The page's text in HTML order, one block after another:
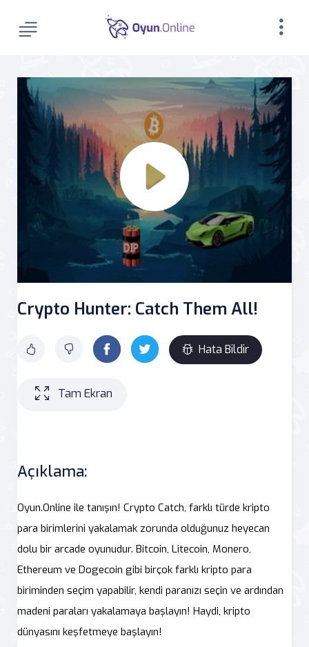
Crypto Hunter: Catch Them All!
Hata Bildir
Tam Ekran
Açıklama:
Oyun.Online ile tanışın! Crypto Catch, farklı türde kripto
para birimlerini yakalamak zorunda olduğunuz heyecan
dolu bir arcade oyunudur. Bitcoin, Litecoin, Monero,
Ethereum ve Dogecoin gibi birçok farklı kripto para
biriminden seçim yapabilir, kendi paranızı seçin ve ardından
madeni paraları yakalamaya başlayın! Haydi, kripto
dünyasını keşfetmeye başlayın!